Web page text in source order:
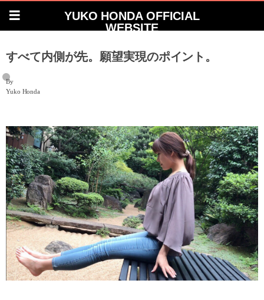
YUKO HONDA OFFICIAL
WEBSITE
すべて内側が先。願望実現のポイント。
By
Yuko Honda